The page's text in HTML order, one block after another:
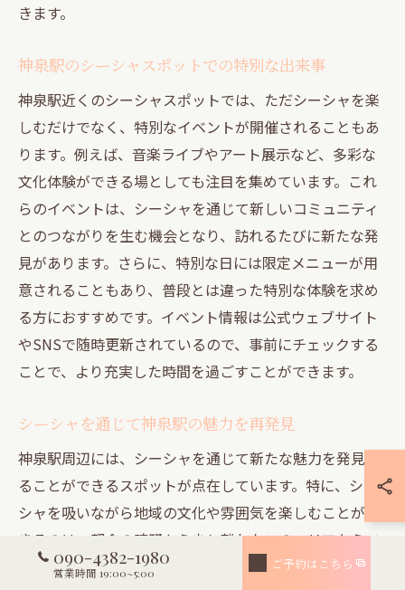
きます。
神泉駅のシーシャスポットでの特別な出来事
神泉駅近くのシーシャスポットでは、ただシーシャを楽
しむだけでなく、特別なイベントが開催されることもあ
ります。例えば、音楽ライブやアート展示など、多彩な
文化体験ができる場としても注目を集めています。これ
らのイベントは、シーシャを通じて新しいコミュニティ
とのつながりを生む機会となり、訪れるたびに新たな発
見があります。さらに、特別な日には限定メニューが用
意されることもあり、普段とは違った特別な体験を求め
る方におすすめです。イベント情報は公式ウェブサイト
やSNSで随時更新されているので、事前にチェックする
ことで、より充実した時間を過ごすことができます。
シーシャを通じて神泉駅の魅力を再発見
神泉駅周辺には、シーシャを通じて新たな魅力を発見す
ることができるスポットが点在しています。特に、シー
シャを吸いながら地域の文化や雰囲気を楽しむことがで
きるのは、都会の喧騒から少し離れたこのエリアならで
はの特権です。シーシャは、ただの喫煙具ではなく、
090-4382-1980
営業時間 19:00~5:00
ご予約はこちら